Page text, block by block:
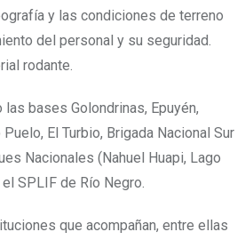
y las condiciones de terreno
del personal y su seguridad.
rodante.
bases Golondrinas, Epuyén,
El Turbio, Brigada Nacional Sur
Nacionales (Nahuel Huapi, Lago
SPLIF de Río Negro.
que acompañan, entre ellas